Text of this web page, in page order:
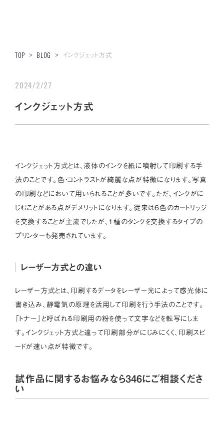
TOP > BLOG > インクジェット方式
2024/2/27
インクジェット方式
インクジェット方式とは、液体のインクを紙に噴射して印刷する手
法のことです。色・コントラストが綺麗な点が特徴になります。写真
の印刷などにおいて用いられることが多いです。ただ、インクがに
じむことがある点がデメリットになります。従来は6色のカートリッジ
を交換することが主流でしたが、1種のタンクを交換するタイプの
プリンターも発売されています。
レーザー方式との違い
レーザー方式とは、印刷するデータをレーザー光によって感光体に
書き込み、静電気の原理を活用して印刷を行う手法のことです。
「トナー」と呼ばれる印刷用の粉を使って文字などを転写にしま
す。インクジェット方式と違って印刷部分がにじみにくく、印刷スピ
ードが速い点が特徴です。
試作品に関するお悩みなら346にご相談くださ
い